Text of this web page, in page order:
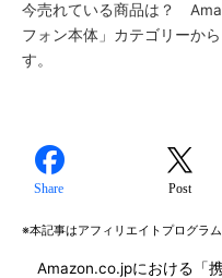
今売れている商品は？
フォン本体」カテゴリーか
す。
Share Post
※本記事はアフィリエイトプログラ
Amazon.co.jpにおける「